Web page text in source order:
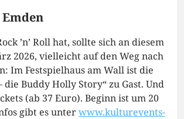
’n’ Roll hat, sollte sich an diesem
2026, vielleicht auf den Weg nach
Im Festspielhaus am Wall ist die
die Buddy Holly Story“ zu Gast. Und
(ab 37 Euro). Beginn ist um 20
gibt es unterwww.kulturevents-